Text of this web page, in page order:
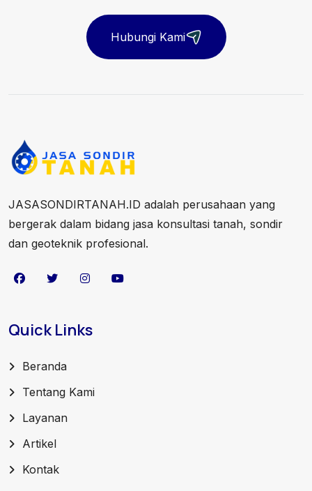
Hubungi Kami
JASASONDIRTANAH.ID adalah perusahaan yang
bergerak dalam bidang jasa konsultasi tanah, sondir
dan geoteknik profesional.
Quick Links
Beranda
Tentang Kami
Layanan
Artikel
Kontak